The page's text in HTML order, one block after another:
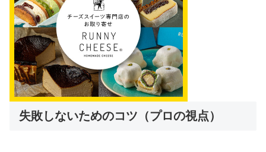
失敗しないためのコツ（プロの視点）